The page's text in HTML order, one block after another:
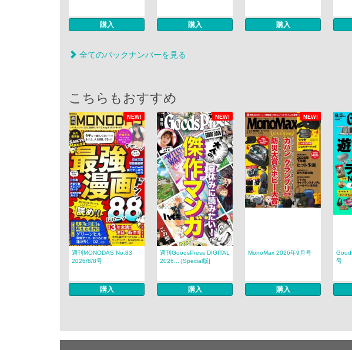
購入 購入 購入
全てのバックナンバーを見る
こちらもおすすめ
NEW! NEW! NEW!
週刊MONODAS No.83
2026/8/8号
購入
週刊GoodsPress DIGITAL
2026... [Special版]
購入
MonoMax 2026年9月号
購入
号